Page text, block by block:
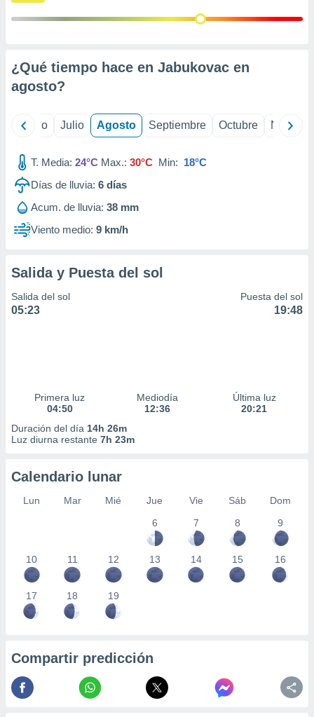
e
mediante
de
¿Qué tiempo hace en Jabukovac en
agosto?
Junio Julio Agosto Septiembre Octubre
T. Media: 24°C Max.: 30°C Min: 18°C
Días de lluvia: 6 días
Acum. de lluvia: 38 mm
Viento medio: 9 km/h
Salida y Puesta del sol
Salida del sol
05:23
Puesta del sol
19:48
Primera luz
04:50
Mediodía
12:36
Última luz
20:21
Duración del día 14h 26m
Luz diurna restante 7h 23m
Calendario lunar
Lun Mar Mié Jue Vie Sáb
Dom
6
7 8 9
10 11 12 13 14 15 16
17 18 19
Compartir predicción